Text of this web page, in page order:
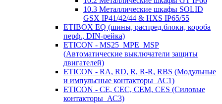
10.3 Металлические шкафы SOLID
GSX IP41/42/44 & HXS IP65/55
ETIBOX EQ (шины, распред.блоки, короба
перф., DIN-рейка)
ETICON - MS25_MPE_MSP
(Автоматические выключатели защиты
двигателей)
ETICON - RA, RD, R, R-R, RBS (Модульные
и импульсные контакторы_АС1)
ETICON - CE, CEC, CEM, CES (Силовые
контакторы_АС3)